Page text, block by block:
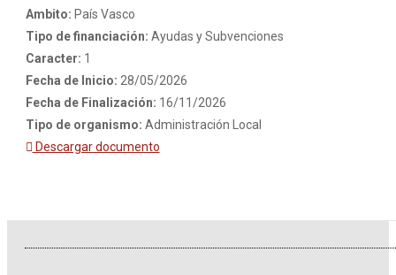
Ambito: País Vasco
Tipo de financiación: Ayudas y Subvenciones
Caracter: 1
Fecha de Inicio: 28/05/2026
Fecha de Finalización: 16/11/2026
Tipo de organismo: Administración Local
Descargar documento